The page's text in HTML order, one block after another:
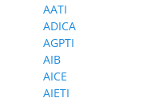
AATI
ADICA
AGPTI
AIB
AICE
AIETI